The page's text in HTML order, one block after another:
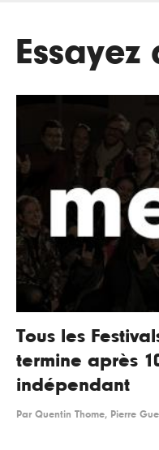
Essayez
Tous les
termine après
indépendant
Par Quentin Thome, Pierre